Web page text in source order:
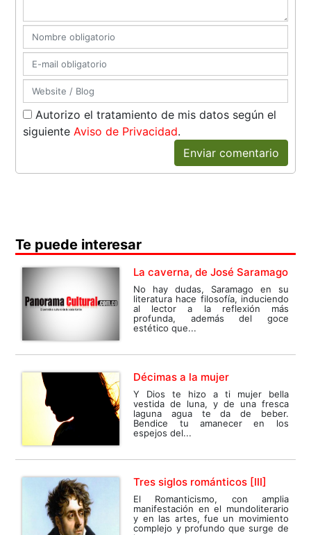
Autorizo el tratamiento de mis datos según el
siguienteAviso de Privacidad.
Enviar comentario
Te puede interesar
La caverna, de José Saramago
No hay dudas, Saramago en su
literatura hace filosofía, induciendo
al lector a la reflexión más
profunda, además del goce
estético que...
Décimas a la mujer
Y Dios te hizo a ti mujer bella
vestida de luna, y de una fresca
laguna agua te da de beber.
Bendice tu amanecer en los
espejos del...
Tres siglos románticos [III]
El Romanticismo, con amplia
manifestación en el mundoliterario
y en las artes, fue un movimiento
complejo y profundo que surge de